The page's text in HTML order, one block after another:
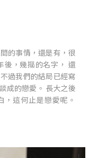
的事情，還是有，很
後，幾摳的名字， 還
過我們的結局已經寫
成的戀愛。 長大之後
這何止是戀愛呢。